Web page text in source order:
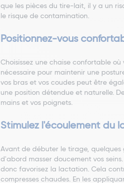
que les pièces du tire-lait, il y a un
le risque de contamination.
Positionnez-vous
Choisissez une chaise confortable
nécessaire pour maintenir une
vos bras et vos coudes peut être
une position détendue et naturelle.
mains et vos poignets.
Stimulez l'écoulement du
Avant de débuter le tirage, quelques
d'abord masser doucement vos
donc favorisez la lactation. Cela
compresses chaudes. En les